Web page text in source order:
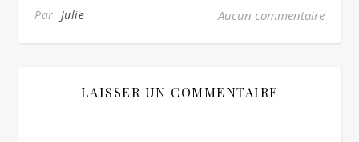
Par Julie Aucun commentaire
LAISSER UN COMMENTAIRE